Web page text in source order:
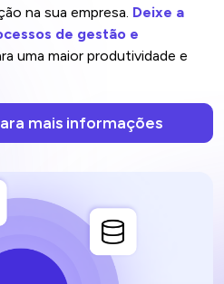
na sua empresa. Deixe a
de gestão e
uma maior produtividade e
mais informações